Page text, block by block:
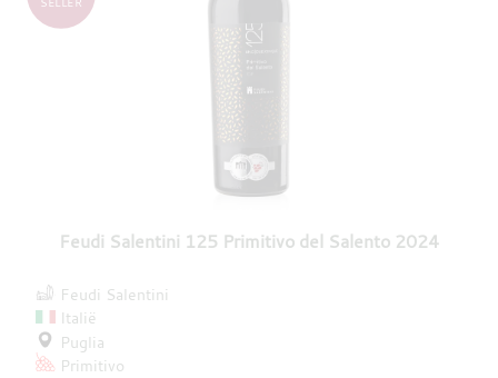
Feudi Salentini 125 Primitivo del Salento 2024
Feudi Salentini
Italië
Puglia
Primitivo